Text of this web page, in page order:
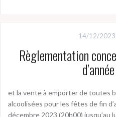
14/12/2023
Règlementation
et la vente à emporter de toutes
alcoolisées pour les fêtes de fin
décembre 2023 (20h00) jusqu’au